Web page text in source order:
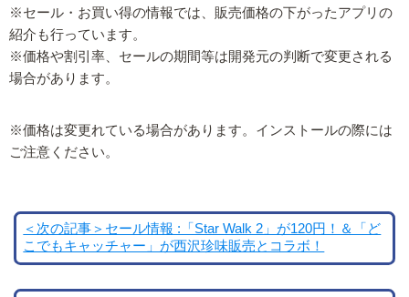
※セール・お買い得の情報では、販売価格の下がったアプリの
紹介も行っています。
※価格や割引率、セールの期間等は開発元の判断で変更される
場合があります。
※価格は変更れている場合があります。インストールの際には
ご注意ください。
＜次の記事＞セール情報 :「Star Walk 2」が120円！＆「ど
こでもキャッチャー」が西沢珍味販売とコラボ！